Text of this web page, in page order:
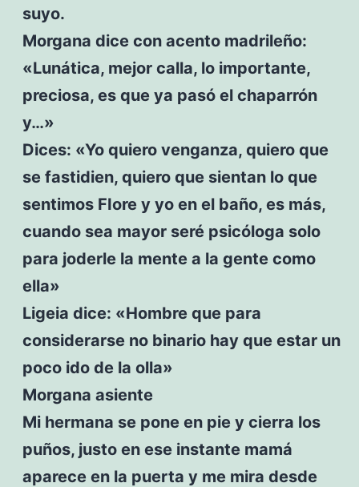
suyo.
Morgana dice con acento madrileño:
«Lunática, mejor calla, lo importante,
preciosa, es que ya pasó el chaparrón
y…»
Dices: «Yo quiero venganza, quiero que
se fastidien, quiero que sientan lo que
sentimos FIore y yo en el baño, es más,
cuando sea mayor seré psicóloga solo
para joderle la mente a la gente como
ella»
Ligeia dice: «Hombre que para
considerarse no binario hay que estar un
poco ido de la olla»
Morgana asiente
Mi hermana se pone en pie y cierra los
puños, justo en ese instante mamá
aparece en la puerta y me mira desde